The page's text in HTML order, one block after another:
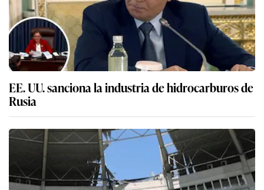
EE. UU. sanciona la industria de hidrocarburos de
Rusia